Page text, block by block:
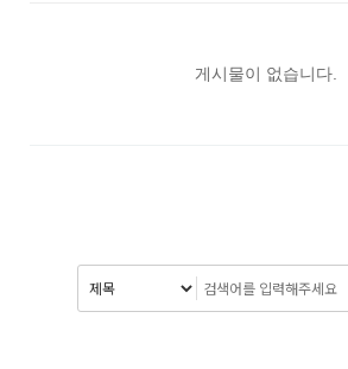
게시물이 없습니다.